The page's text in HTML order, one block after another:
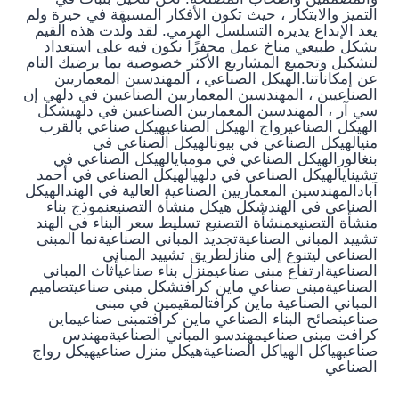
التميز والابتكار ، حيث تكون الأفكار المسبقة في حيرة ولم
يعد الإبداع يديره التسلسل الهرمي. لقد ولّدت هذه القيم
بشكل طبيعي مناخ عمل محفزًا نكون فيه على استعداد
لتشكيل وتجميع المشاريع الأكثر خصوصية بما يرضيك التام
عن إمكاناتنا.الهيكل الصناعي ، المهندسين المعماريين
الصناعيين ، المهندسين المعماريين الصناعيين في دلهي إن
سي آر ، المهندسين المعماريين الصناعيين في دلهيشكل
الهيكل الصناعيرواج الهيكل الصناعيهيكل صناعي بالقرب
منيالهيكل الصناعي في بيونالهيكل الصناعي في
بنغالورالهيكل الصناعي في مومبايالهيكل الصناعي في
تشينايالهيكل الصناعي في دلهيالهيكل الصناعي في أحمد
آبادالمهندسين المعماريين الصناعية العالية في الهندالهيكل
الصناعي في الهندشكل هيكل منشأة التصنيعنموذج بناء
منشأة التصنيعمنشأة التصنيع تسليط سعر البناء في الهند
تشييد المباني الصناعيةتجديد المباني الصناعيةنما المبنى
الصناعي ليتنوع إلى منازلطريق تشييد المباني
الصناعيةارتفاع مبنى صناعيمنزل بناء صناعيأثاث المباني
الصناعيةمبنى صناعي ماين كرافتشكل مبنى صناعيتصاميم
المباني الصناعية ماين كرافتالمقيمين في مبنى
صناعينصائح البناء الصناعي ماين كرافتمبنى صناعيماين
كرافت مبنى صناعيمهندسو المباني الصناعيةمهندس
صناعيهياكل الهياكل الصناعيةهيكل منزل صناعيهيكل رواج
الصناعي